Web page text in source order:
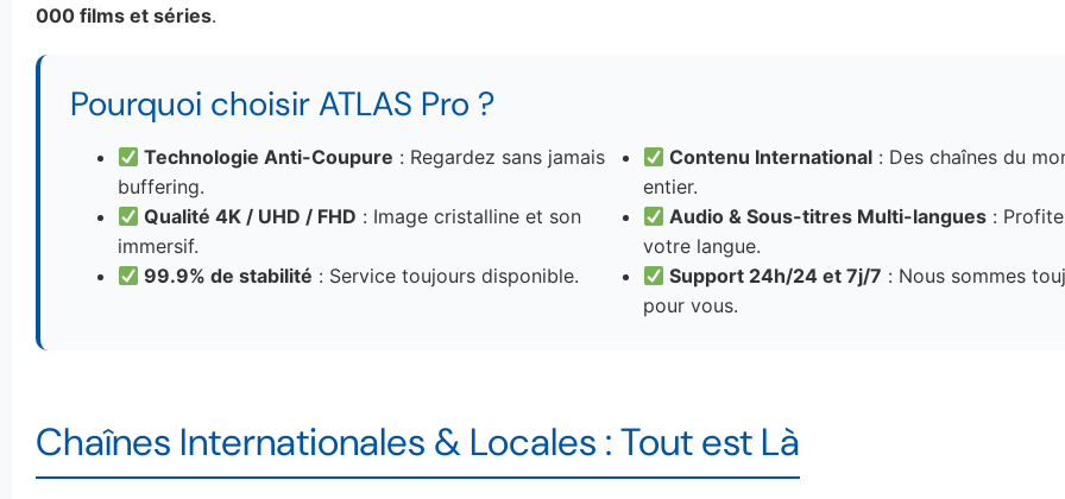
000 films et séries.
Pourquoi choisir ATLAS Pro ?
Technologie Anti-Coupure : Regardez sans jamais
buffering.
Qualité 4K / UHD / FHD : Image cristalline et son
immersif.
99.9% de stabilité : Service toujours disponible.
Contenu International : Des chaînes du
entier.
Audio & Sous-titres Multi-langues :
votre langue.
Support 24h/24 et 7j/7 : Nous sommes
pour vous.
Chaînes Internationales & Locales : Tout est Là